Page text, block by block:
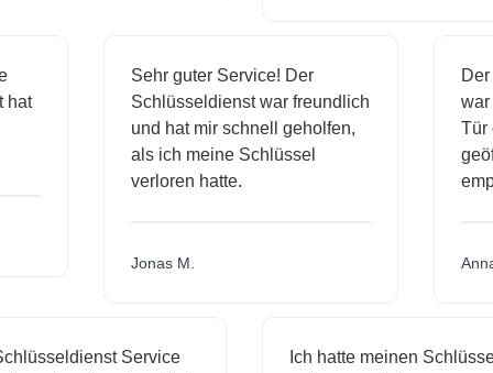
hat
Sehr guter Service! Der
Schlüsseldienst war freundlich
und hat mir schnell geholfen,
als ich meine Schlüssel
verloren hatte.
Jonas M.
Service
Ich hatte meinen Schlüssel